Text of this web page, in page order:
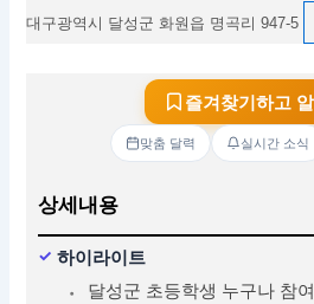
대구광역시 달성군 화원읍 명곡리 947-5
즐겨찾기하고
맞춤 달력 실시간 소식
상세내용
하이라이트
달성군 초등학생 누구나 참